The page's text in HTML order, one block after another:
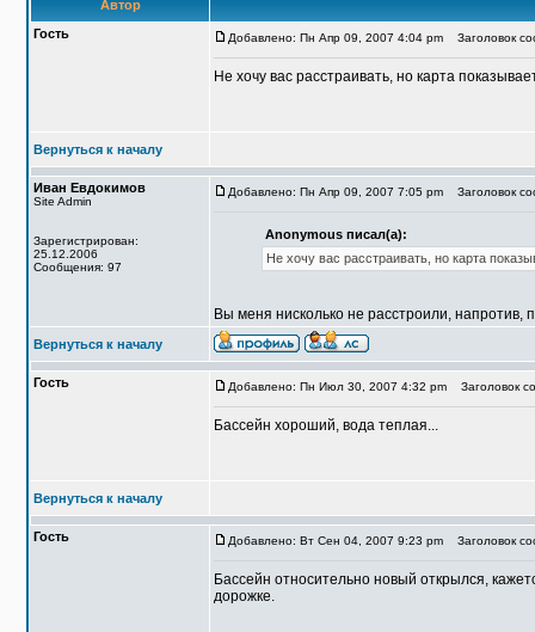
Автор
Гость
Добавлено: Пн Апр 09, 2007 4:04 pm Заголовок
Не хочу вас расстраивать, но карта
Вернуться к началу
Иван Евдокимов
Site Admin
Зарегистрирован:
25.12.2006
Сообщения: 97
Добавлено: Пн Апр 09, 2007 7:05 pm Заголовок
Anonymous писал(а):
Не хочу вас расстраивать, но карта
Вы меня нисколько не расстроили, напротив,
Вернуться к началу
Гость Добавлено: Пн Июл 30, 2007 4:32 pm Заголовок
Бассейн хороший, вода теплая...
Вернуться к началу
Гость Добавлено: Вт Сен 04, 2007 9:23 pm Заголовок
Бассейн относительно новый открылся,
дорожке.